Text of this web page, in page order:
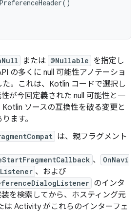
PreferenceHeader()
または @Nullable を指定し
の多くに null 可能性アノテーショ
た。これは、Kotlin コードで選択し
が今回定義された null 可能性と一
ソースの互換性を破る変更と
ます。
は、親フラグメント
、
OnNavi
、および
のインタ
を検索してから、ホスティング元
は Activity がこれらのインターフェ